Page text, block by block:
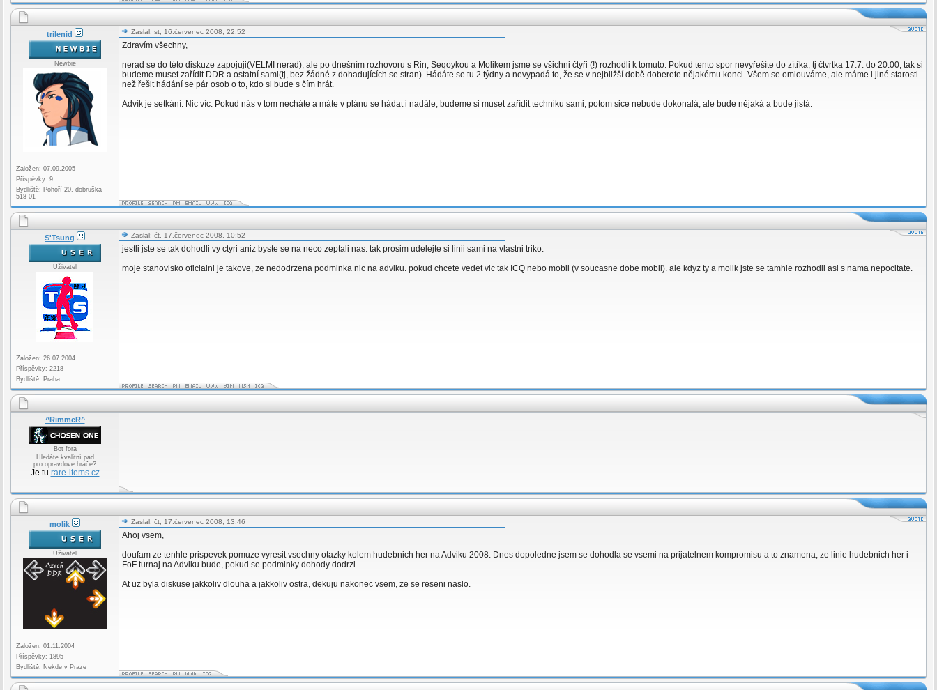
trilenid
Newbie
Založen: 07.09.2005
Příspěvky: 9
Bydliště: Pohoří 20, dobruška
518 01
Zaslal: st, 16.červenec 2008, 22:52
Zdravím všechny,
nerad se do této diskuze zapojuji(VELMI nerad), ale po dnešním rozhovoru s Rin, Seqoykou a Molikem jsme se všichni čtyři (!) rozhodli k tomuto: Pokud tento spor nevyřešíte do zítřka, tj čtvrtka 17.7. do 20:00, tak si
budeme muset zařídit DDR a ostatní sami(tj, bez žádné z dohadujících se stran). Hádáte se tu 2 týdny a nevypadá to, že se v nejbližší době doberete nějakému konci. Všem se omlouváme, ale máme i jiné starosti
než řešit hádání se pár osob o to, kdo si bude s čím hrát.
Advík je setkání. Nic víc. Pokud nás v tom necháte a máte v plánu se hádat i nadále, budeme si muset zařídit techniku sami, potom sice nebude dokonalá, ale bude nějaká a bude jistá.
S'Tsung
Uživatel
Založen: 26.07.2004
Příspěvky: 2218
Bydliště: Praha
Zaslal: čt, 17.červenec 2008, 10:52
jestli jste se tak dohodli vy ctyri aniz byste se na neco zeptali nas. tak prosim udelejte si linii sami na vlastni triko.
moje stanovisko oficialni je takove, ze nedodrzena podminka nic na adviku. pokud chcete vedet vic tak ICQ nebo mobil (v soucasne dobe mobil). ale kdyz ty a molik jste se tamhle rozhodli asi s nama nepocitate.
^RimmeR^
Bot fora
Hledáte kvalitní pad
pro opravdové hráče?
Je tu rare-items.cz
molik
Uživatel
Založen: 01.11.2004
Příspěvky: 1895
Bydliště: Nekde v Praze
Zaslal: čt, 17.červenec 2008, 13:46
Ahoj vsem,
doufam ze tenhle prispevek pomuze vyresit vsechny otazky kolem hudebnich her na Adviku 2008. Dnes dopoledne jsem se dohodla se vsemi na prijatelnem kompromisu a to znamena, ze linie hudebnich her i
FoF turnaj na Adviku bude, pokud se podminky dohody dodrzi.
At uz byla diskuse jakkoliv dlouha a jakkoliv ostra, dekuju nakonec vsem, ze se reseni naslo.